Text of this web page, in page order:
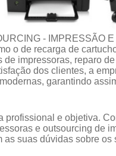
- IMPRESSÃO
o de recarga de
impressoras, reparo
dos clientes, a
garantindo
profissional e objetiva.
e outsourcing de
suas dúvidas sobre